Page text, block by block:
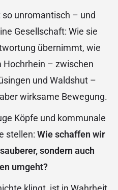
unromantisch – und
Gesellschaft: Wie sie
übernimmt, wie
Hochrhein – zwischen
und Waldshut –
wirksame Bewegung.
Köpfe und kommunale
stellen: Wie schaffen wir
sondern auch
umgeht?